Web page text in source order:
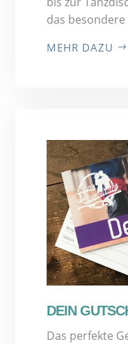
das
MEHR DAZU
DEIN
Das perfekte